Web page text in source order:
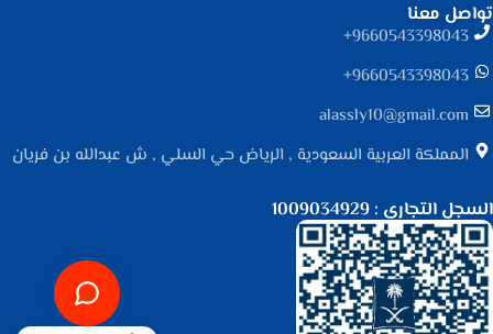
تواصل معنا
9660543398043⁩+
9660543398043⁩+
alassly10@gmail.com
المملكة العربية السعودية , الرياض حي السلي , ش عبدالله بن فريان
السجل التجاري : 1009034929